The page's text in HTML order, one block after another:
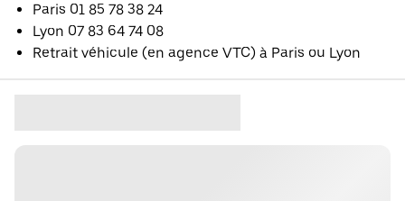
Paris 01 85 78 38 24
Lyon 07 83 64 74 08
Retrait véhicule (en agence VTC) à Paris ou Lyon